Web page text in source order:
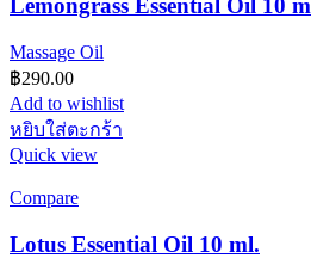
Lemongrass Essential Oil 10
Massage Oil
฿290.00
Add to wishlist
หยิบใส่ตะกร้า
Quick view
Compare
Lotus Essential Oil 10 ml.